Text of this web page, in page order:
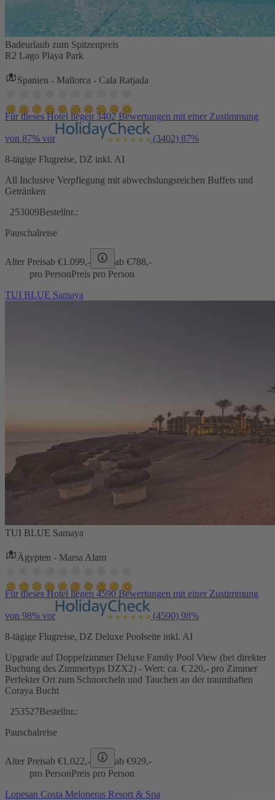
Badeurlaub zum Spitzenpreis
R2 Lago Playa Park
Spanien - Mallorca - Cala Ratjada
Für dieses Hotel liegen 3402 Bewertungen mit einer Zustimmung
von 87% vor (3402) 87%
8-tägige Flugreise, DZ inkl. AI
All Inclusive Verpflegung mit abwechslungsreichen Buffets und
Getränken
253009Bestellnr.:
Pauschalreise
Alter Preisab €1.099,- ab €788,-
pro PersonPreis pro Person
TUI BLUE Samaya
TUI BLUE Samaya
Ägypten - Marsa Alam
Für dieses Hotel liegen 4590 Bewertungen mit einer Zustimmung
von 98% vor (4590) 98%
8-tägige Flugreise, DZ Deluxe Poolseite inkl. AI
Upgrade auf Doppelzimmer Deluxe Family Pool View (bei direkter
Buchung des Zimmertyps DZX2) - Wert: ca. € 220,- pro Zimmer
Perfekter Ort zum Schnorcheln und Tauchen an der traumhaften
Coraya Bucht
253527Bestellnr.:
Pauschalreise
Alter Preisab €1.022,- ab €929,-
pro PersonPreis pro Person
Lopesan Costa Meloneras Resort & Spa